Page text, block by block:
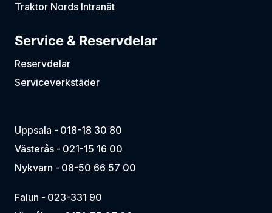
Traktor Nords Intranät
Service & Reservdelar
Reservdelar
Serviceverkstäder
Uppsala - 018-18 30 80
Västerås - 021-15 16 00
Nykvarn - 08-50 66 57 00
Falun - 023-331 90